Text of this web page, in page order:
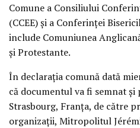
Comune a Consiliului
(CCEE) şi a Conferinţei
include Comuniunea
şi Protestante.
În declaraţia comună dată
că documentul va fi semnat
Strasbourg, Franţa, de către
organizaţii, Mitropolitul